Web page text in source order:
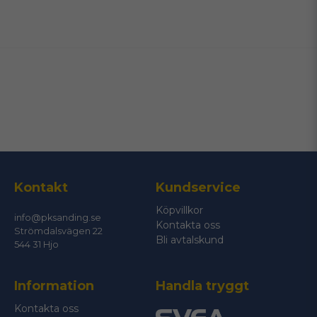
Ja, ni får publicera min fråga
Skicka fråga
Kontakt
info@pksanding.se
Strömdalsvägen 22
544 31 Hjo
Kundservice
Köpvillkor
Kontakta oss
Bli avtalskund
Information
Kontakta oss
Handla tryggt